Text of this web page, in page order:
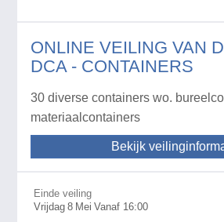
ONLINE VEILING VAN
DCA - CONTAINERS
30 diverse containers wo.
materiaalcontainers
Bekijk
Einde veiling
Vrijdag 8 Mei Vanaf 16:00